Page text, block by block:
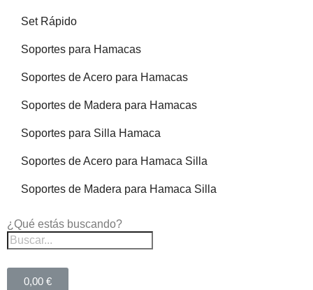
Set Rápido
Soportes para Hamacas
Soportes de Acero para Hamacas
Soportes de Madera para Hamacas
Soportes para Silla Hamaca
Soportes de Acero para Hamaca Silla
Soportes de Madera para Hamaca Silla
¿Qué estás buscando?
0,00 €